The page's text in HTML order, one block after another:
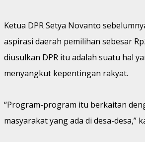
Ketua DPR Setya Novanto
aspirasi daerah pemilihan sebesar
diusulkan DPR itu adalah suatu hal
menyangkut kepentingan rakyat.
“Program-program itu berkaitan
masyarakat yang ada di desa-desa,”